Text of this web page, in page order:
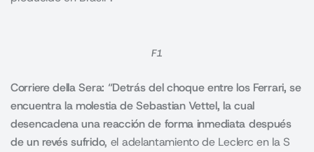
F1
Corriere della Sera: “Detrás del choque entre los Ferrari, se
encuentra la molestia de Sebastian Vettel, la cual
desencadena una reacción de forma inmediata después
de un revés sufrido, el adelantamiento de Leclerc en la S